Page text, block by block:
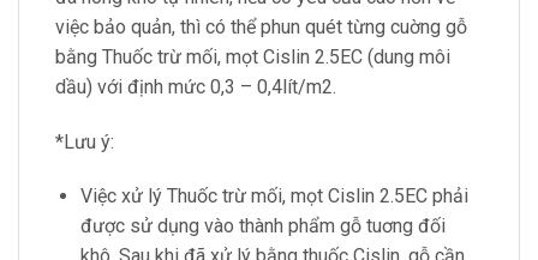
việc bảo quản, thì có thể phun quét từng cuờng gỗ
bằng Thuốc trừ mối, mọt Cislin 2.5EC (dung môi
dầu) với định mức 0,3 – 0,4lít/m2.
*Lưu ý:
Việc xử lý Thuốc trừ mối, mọt Cislin 2.5EC phải
được sử dụng vào thành phẩm gỗ tuơng đối